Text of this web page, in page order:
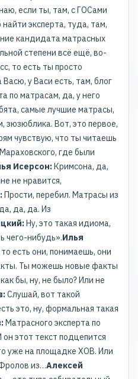
если ты, там, с ГОСами
эксперта, туда, там,
кандидата матрасных
степени всё ещё, во-
то есть ты просто
у Васи есть, там, блог
по матрасам, да, у него
самые лучшие матрасы,
зюзюблика. Вот, это первое,
чувствую, что ты читаешь
где были
Исерсон:Кримсона, да,
не нравится,
Прости, перебил. Матрасы из
да, да. Из
Ну, это такая идиома,
чего-нибудь».Илья
есть они, понимаешь, они
Ты можешь новые факты
бы, ну, не было? Или не
Слушай, вот такой
это, ну, формальная такая
Матрасного эксперта по
этот текст подцепится
уже на площадке ХОВ. Или
из…Алексей